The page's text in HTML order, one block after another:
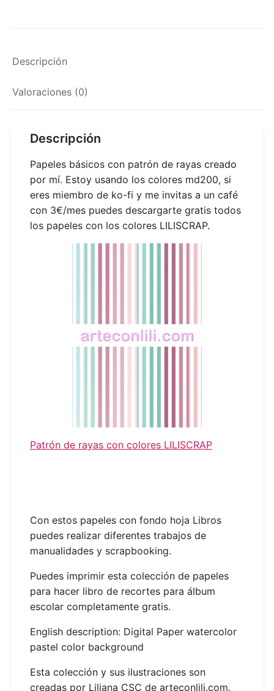
Descripción
Valoraciones (0)
Descripción
Papeles básicos con patrón de rayas creado
por mí. Estoy usando los colores md200, si
eres miembro de ko-fi y me invitas a un café
con 3€/mes puedes descargarte gratis todos
los papeles con los colores LILISCRAP.
Patrón de rayas con colores LILISCRAP
Con estos papeles con fondo hoja Libros
puedes realizar diferentes trabajos de
manualidades y scrapbooking.
Puedes imprimir esta colección de papeles
para hacer libro de recortes para álbum
escolar completamente gratis.
English description: Digital Paper watercolor
pastel color background
Esta colección y sus ilustraciones son
creadas por Liliana CSC de arteconlili.com.